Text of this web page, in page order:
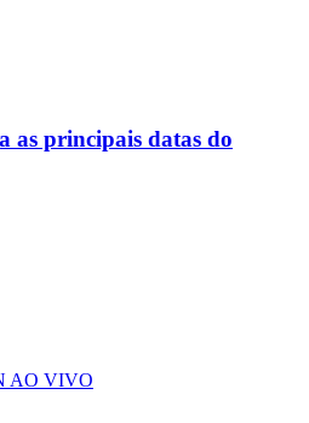
as principais datas do
AO VIVO